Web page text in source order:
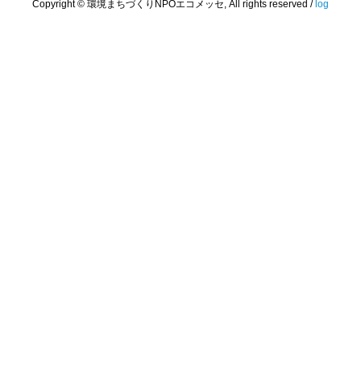
Copyright © 環境まちづくりNPOエコメッセ, All rights reserved / log